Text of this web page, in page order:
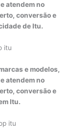
atendem no
conversão e
de Itu.
e modelos,
atendem no
conversão e
Itu.